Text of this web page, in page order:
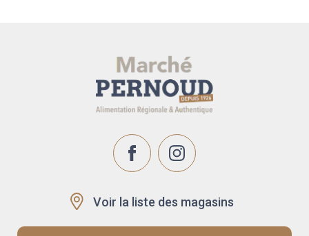
Voir la liste des magasins